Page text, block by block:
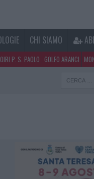
CHI SIAMO
P. S. PAOLO GOLFO ARANCI